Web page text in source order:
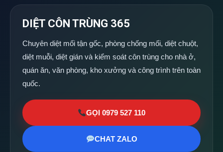
DIỆT CÔN TRÙNG 365
Chuyên diệt mối tận gốc, phòng chống mối, diệt chuột,
diệt muỗi, diệt gián và kiểm soát côn trùng cho nhà ở,
quán ăn, văn phòng, kho xưởng và công trình trên toàn
quốc.
GỌI 0979 527 110
CHAT ZALO